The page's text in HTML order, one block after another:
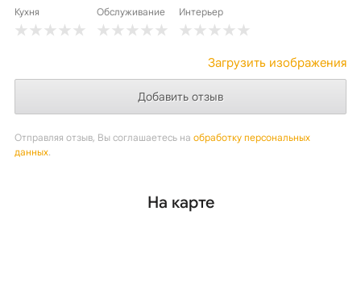
Кухня Обслуживание Интерьер
Загрузить изображения
Отправляя отзыв, Вы соглашаетесь на обработку персональных
данных.
На карте